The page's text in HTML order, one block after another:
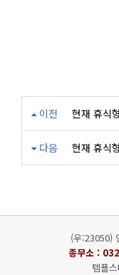
이전 현재 휴식
다음 현재 휴식
(우:23050)
종무소 :
템플